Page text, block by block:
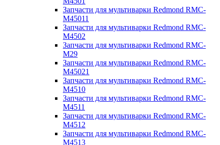
Запчасти для мультиварки Redmond RMC-
M45011
Запчасти для мультиварки Redmond RMC-
M4502
Запчасти для мультиварки Redmond RMC-
M29
Запчасти для мультиварки Redmond RMC-
M45021
Запчасти для мультиварки Redmond RMC-
M4510
Запчасти для мультиварки Redmond RMC-
M4511
Запчасти для мультиварки Redmond RMC-
M4512
Запчасти для мультиварки Redmond RMC-
M4513